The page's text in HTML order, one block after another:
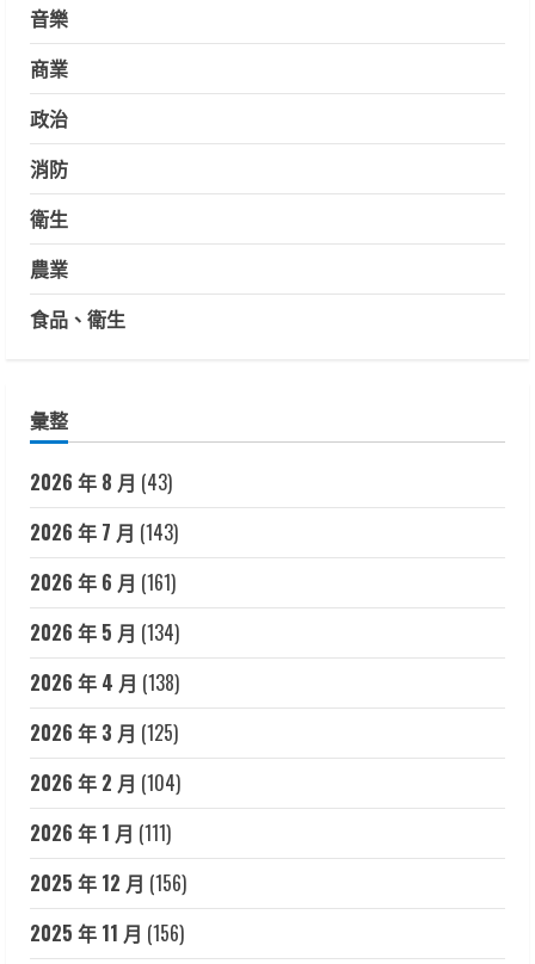
音樂
商業
政治
消防
衛生
農業
食品、衛生
彙整
2026 年 8 月 (43)
2026 年 7 月 (143)
2026 年 6 月 (161)
2026 年 5 月 (134)
2026 年 4 月 (138)
2026 年 3 月 (125)
2026 年 2 月 (104)
2026 年 1 月 (111)
2025 年 12 月 (156)
2025 年 11 月 (156)